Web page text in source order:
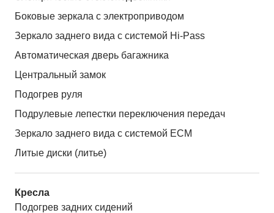
Боковые зеркала с электроприводом
Зеркало заднего вида с системой Hi-Pass
Автоматическая дверь багажника
Центральный замок
Подогрев руля
Подрулевые лепестки переключения передач
Зеркало заднего вида с системой ЕСМ
Литые диски (литье)
Кресла
Подогрев задних сидений